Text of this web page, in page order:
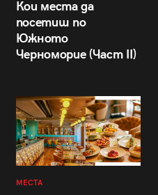
Кои места да
посетиш по
Южното
Черноморие (Част II)
МЕСТА